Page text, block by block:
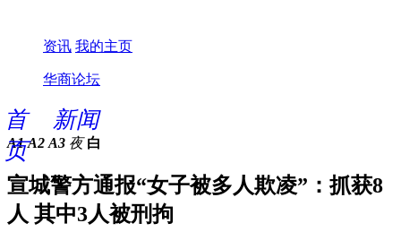
资讯 我的主页
华商论坛
首
页
新闻
A1 A2 A3 夜 白
宣城警方通报“女子被多人欺凌”：抓获8
人 其中3人被刑拘